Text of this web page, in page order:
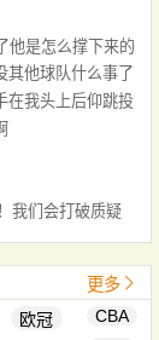
他是怎么撑下来的
其他球队什么事了
在我头上后仰跳投
我们会打破质疑
更多
欧冠
CBA